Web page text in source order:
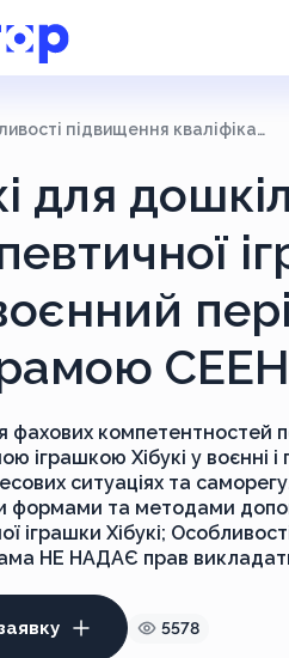
Можливості підвищення кваліфікації
для
СЕЕН
компетентностей
іграшкою Хібукі у воєнні
ситуаціях та
формами та методами
іграшки Хібукі;
НЕ НАДАЄ прав
5578